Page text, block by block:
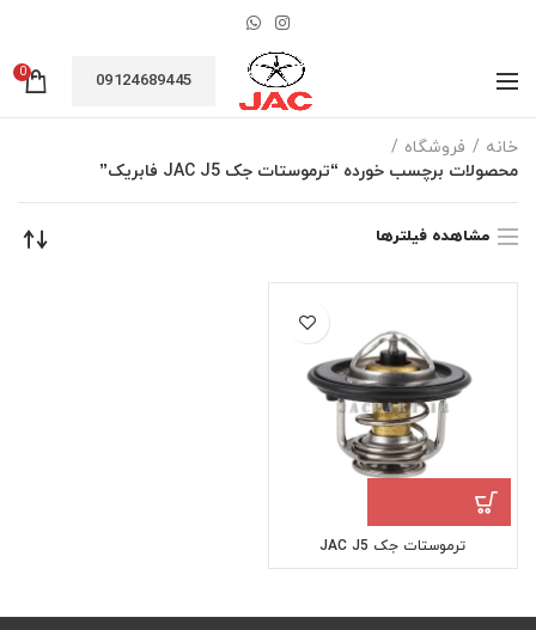
09124689445
0
خانه
فروشگاه
محصولات برچسب خورده “ترموستات جک JAC J5 فابریک”
مشاهده فیلترها
ترموستات جک JAC J5